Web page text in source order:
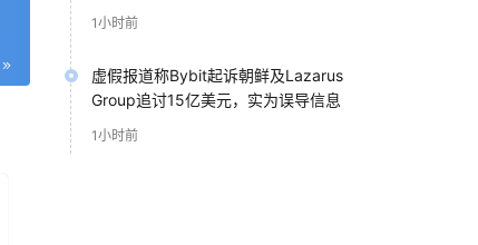
1小时前
虚假报道称Bybit起诉朝鲜及Lazarus
Group追讨15亿美元，实为误导信息
1小时前